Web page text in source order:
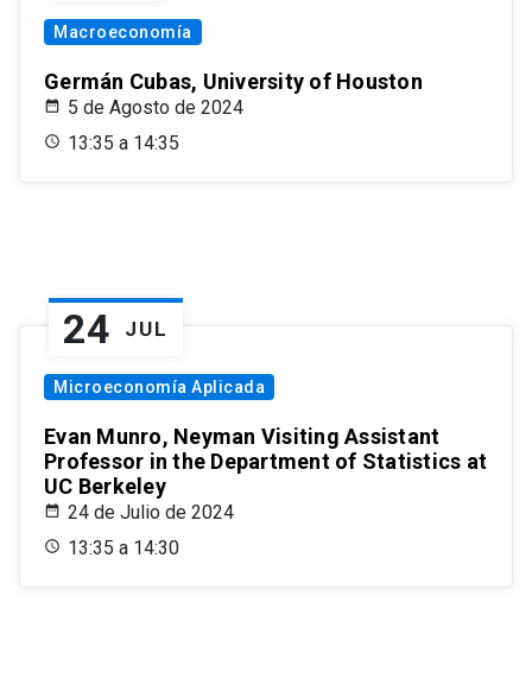
Macroeconomía
Germán Cubas, University of Houston
5 de Agosto de 2024
13:35 a 14:35
24 JUL
Microeconomía Aplicada
Evan Munro, Neyman Visiting Assistant
Professor in the Department of Statistics at
UC Berkeley
24 de Julio de 2024
13:35 a 14:30